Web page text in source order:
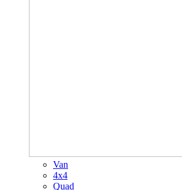
Van
4x4
Quad